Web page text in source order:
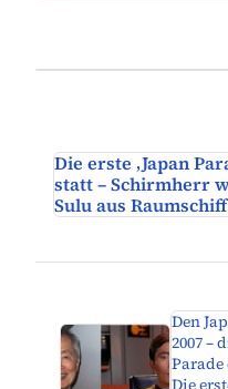
Die erste ‚Japan
statt – Schirmherr
Sulu aus
Den
2007 –
Parade